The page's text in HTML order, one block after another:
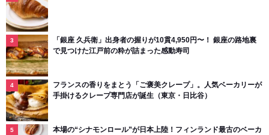
「銀座 久兵衛」出身者の握りが10貫4,950円〜！ 銀座の路地裏
で見つけた江戸前の粋が詰まった感動寿司
フランスの香りをまとう「ご褒美クレープ」。人気ベーカリーが
手掛けるクレープ専門店が誕生（東京・日比谷）
本場の“シナモンロール”が日本上陸！フィンランド最古のベーカ